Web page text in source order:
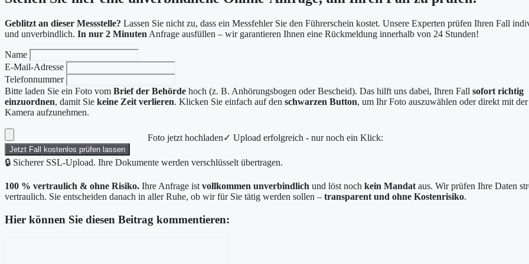
Geblitzt an dieser Messstelle? Lassen Sie nicht zu, dass ein Messfehler Sie den Führerschein kostet. Unsere Experten prüfen Ihren Fall
und unverbindlich. In nur 2 Minuten Anfrage ausfüllen – wir garantieren Ihnen eine Rückmeldung innerhalb von 24 Stunden!
Name
E-Mail-Adresse
Telefonnummer
Bitte laden Sie ein Foto vom Brief der Behörde hoch (z. B. Anhörungsbogen oder Bescheid). Das hilft uns dabei, Ihren Fall sofort richtig
einzuordnen, damit Sie keine Zeit verlieren. Klicken Sie einfach auf den schwarzen Button, um Ihr Foto auszuwählen oder direkt mit der
Kamera aufzunehmen.
Foto jetzt hochladen✓ Upload erfolgreich - nur noch ein Klick:
Jetzt Fall kostenlos prüfen lassen
🔒 Sicherer SSL-Upload. Ihre Dokumente werden verschlüsselt übertragen.
100 % vertraulich & ohne Risiko. Ihre Anfrage ist vollkommen unverbindlich und löst noch kein Mandat aus. Wir prüfen Ihre Daten
vertraulich. Sie entscheiden danach in aller Ruhe, ob wir für Sie tätig werden sollen – transparent und ohne Kostenrisiko.
Hier können Sie diesen Beitrag kommentieren: